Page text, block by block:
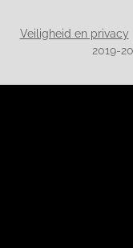
Veiligheid en privacy
2019-